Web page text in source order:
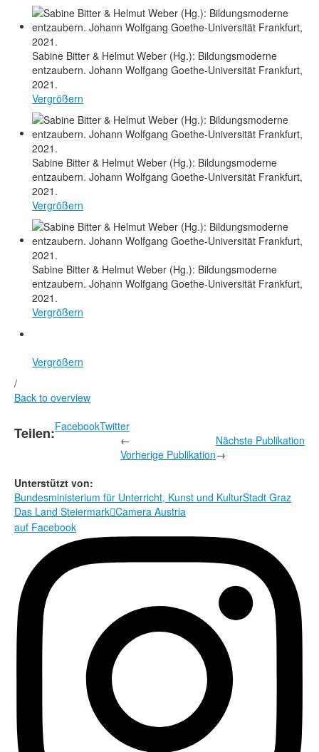
Sabine Bitter & Helmut Weber (Hg.): Bildungsmoderne
entzaubern. Johann Wolfgang Goethe-Universität Frankfurt,
2021.
Vergrößern
Sabine Bitter & Helmut Weber (Hg.): Bildungsmoderne
entzaubern. Johann Wolfgang Goethe-Universität Frankfurt,
2021.
Vergrößern
Sabine Bitter & Helmut Weber (Hg.): Bildungsmoderne
entzaubern. Johann Wolfgang Goethe-Universität Frankfurt,
2021.
Vergrößern
Vergrößern
/
Back to overview
Teilen:FacebookTwitter
←
Vorherige Publikation
Nächste Publikation
→
Unterstützt von:
Bundesministerium für Unterricht, Kunst und KulturStadt Graz
Das Land SteiermarkCamera Austria
auf Facebook